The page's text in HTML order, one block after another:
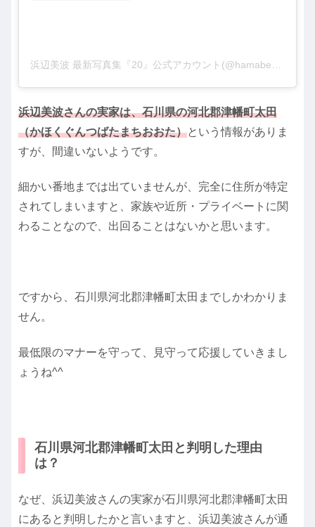
浜辺美波さんの実家は、石川県の河北郡津幡町太田
（かほくぐんつばたまちおおた）という情報がありま
すが、間違いないようです。
細かい番地までは出ていませんが、完全に住所が特定
されてしまいますと、家族や近所・プライベートに関
わることなので、出回ることはないかと思います。
ですから、石川県河北郡津幡町太田までしかわかりま
せん。
最低限のマナーを守って、見守って応援していきまし
ょうね^^
石川県河北郡津幡町太田と判明した理由
は？
なぜ、浜辺美波さんの実家が石川県河北郡津幡町太田
にあると判明したかと言いますと、浜辺美波さんが通